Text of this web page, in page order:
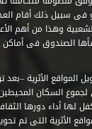
سبيل ذلك أقام
الشعبية وهذا من أهم
المواقع الأثرية
السكان
التى تم تحويلها